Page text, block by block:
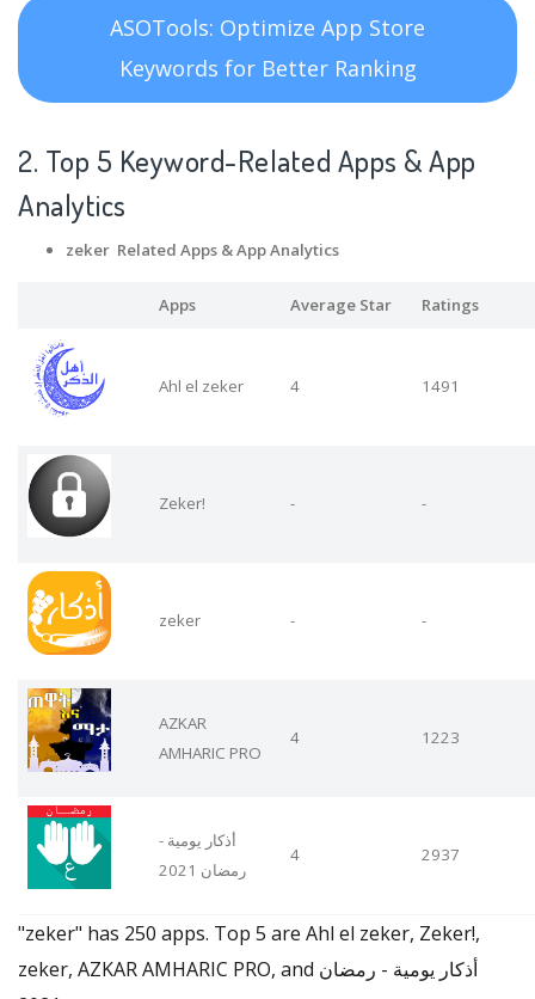
ASOTools: Optimize App Store
Keywords for Better Ranking
2. Top 5 Keyword-Related Apps & App
Analytics
zeker Related Apps & App Analytics
Apps Average Star Ratings
Ahl el zeker 4 1491
Zeker! - -
zeker - -
AZKAR
AMHARIC PRO
4 1223
أذكار يومية -
رمضان 2021
4 2937
"zeker" has 250 apps. Top 5 are Ahl el zeker, Zeker!,
zeker, AZKAR AMHARIC PRO, and أذكار يومية - رمضان